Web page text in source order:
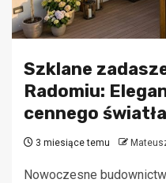
Szklane
Radomiu:
cennego
3 miesiące temu
Nowoczesne